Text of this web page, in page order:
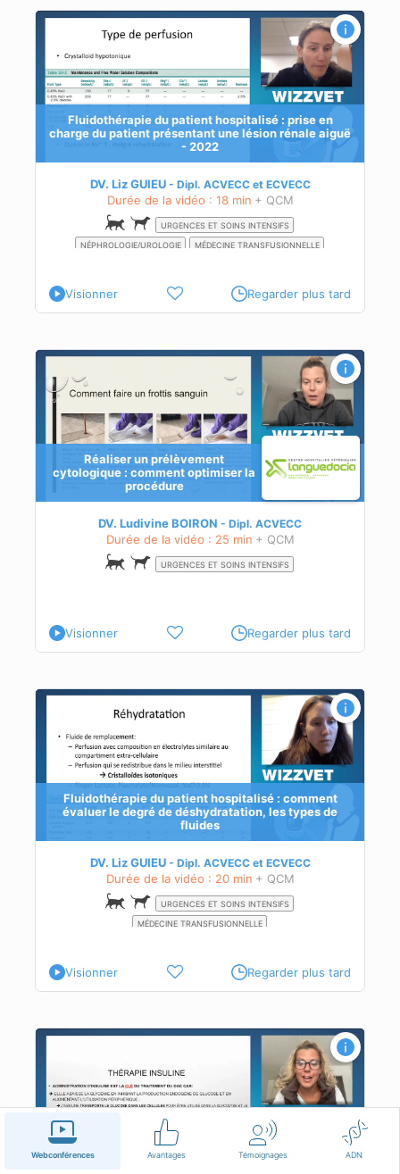
Webconférences Avantages Témoignages ADN
Fluidothérapie du patient hospitalisé : prise en
charge du patient présentant une lésion rénale aiguë
- 2022
DV. Liz GUIEU Dipl. ACVECCet ECVECC
Durée de la vidéo : 18 min + QCM
URGENCES ET SOINS INTENSIFS
NÉPHROLOGIE/UROLOGIE
MÉDECINE TRANSFUSIONNELLE
Visionner Regarder plus tard
Réaliser un prélèvement
cytologique : comment optimiser la
procédure
DV. Ludivine BOIRON Dipl. ACVECC
Durée de la vidéo : 25 min + QCM
URGENCES ET SOINS INTENSIFS
Visionner Regarder plus tard
Fluidothérapie du patient hospitalisé : comment
évaluer le degré de déshydratation, les types de
fluides
DV. Liz GUIEU Dipl. ACVECCet ECVECC
Durée de la vidéo : 20 min + QCM
URGENCES ET SOINS INTENSIFS
MÉDECINE TRANSFUSIONNELLE
Visionner Regarder plus tard
Gestion d’un diabète acidocétosique
en urgences - Partie 2